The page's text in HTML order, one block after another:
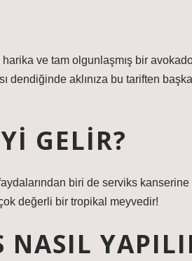
harika ve tam olgunlaşmış bir
dendiğinde aklınıza bu tariften
GELIR?
biri de serviks kanserine
değerli bir tropikal meyvedir!
NASIL